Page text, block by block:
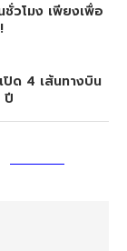
ชั่วโมง เพียงเพื่อ
ปิด 4 เส้นทางบิน
ปี